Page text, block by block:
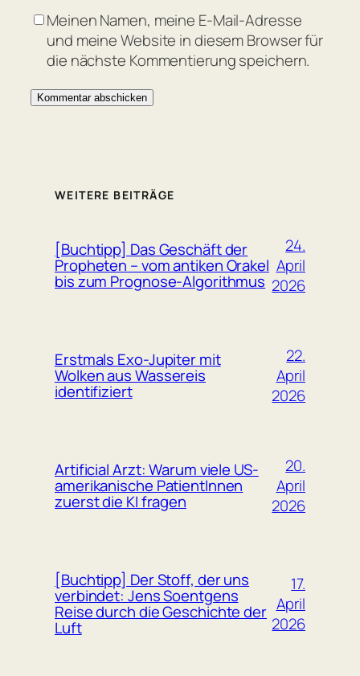
Meinen Namen, meine E-Mail-Adresse
und meine Website in diesem Browser für
die nächste Kommentierung speichern.
WEITERE BEITRÄGE
[Buchtipp] Das Geschäft der
Propheten – vom antiken Orakel
bis zum Prognose-Algorithmus
24.
April
2026
Erstmals Exo-Jupiter mit
Wolken aus Wassereis
identifiziert
22.
April
2026
Artificial Arzt: Warum viele US-
amerikanische PatientInnen
zuerst die KI fragen
20.
April
2026
[Buchtipp] Der Stoff, der uns
verbindet: Jens Soentgens
Reise durch die Geschichte der
Luft
17.
April
2026